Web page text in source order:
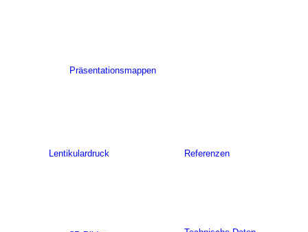
Präsentationsmappen
Lentikulardruck Referenzen